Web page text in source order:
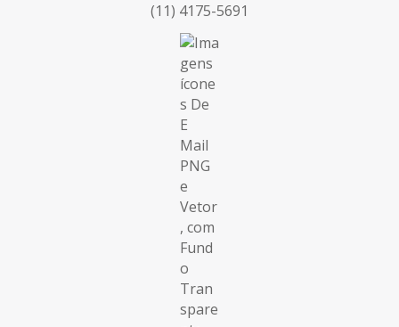
(11) 4175-5691